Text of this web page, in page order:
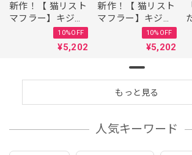
新作！【 猫リスト
マフラー】キジト
ラ（顔 × しっぽ）
／先行予約販売
10%OFF ／東かが
くった
10%OFF
¥5,202
新作！【 猫リスト
マフラー】キジト
ラ（顔 × 顔）／先
10%OFF ／東かが
わの手袋職人がつ
くった
10%OFF
¥5,202
もっと見る
人気キーワード